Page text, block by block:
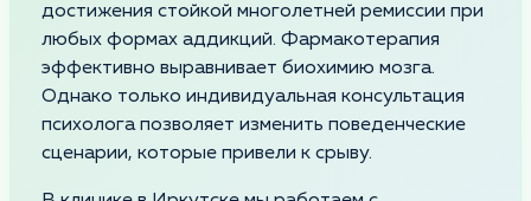
достижения стойкой многолетней ремиссии при
любых формах аддикций. Фармакотерапия
эффективно выравнивает биохимию мозга.
Однако только индивидуальная консультация
психолога позволяет изменить поведенческие
сценарии, которые привели к срыву.